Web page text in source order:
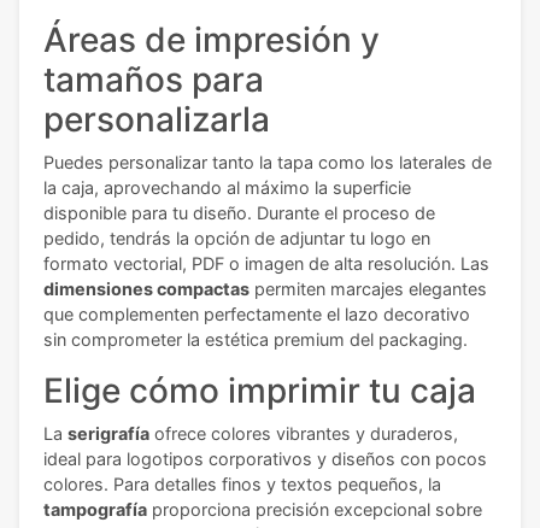
Áreas de impresión y
tamaños para
personalizarla
Puedes personalizar tanto la tapa como los laterales de
la caja, aprovechando al máximo la superficie
disponible para tu diseño. Durante el proceso de
pedido, tendrás la opción de adjuntar tu logo en
formato vectorial, PDF o imagen de alta resolución. Las
dimensiones compactas permiten marcajes elegantes
que complementen perfectamente el lazo decorativo
sin comprometer la estética premium del packaging.
Elige cómo imprimir tu caja
La serigrafía ofrece colores vibrantes y duraderos,
ideal para logotipos corporativos y diseños con pocos
colores. Para detalles finos y textos pequeños, la
tampografía proporciona precisión excepcional sobre